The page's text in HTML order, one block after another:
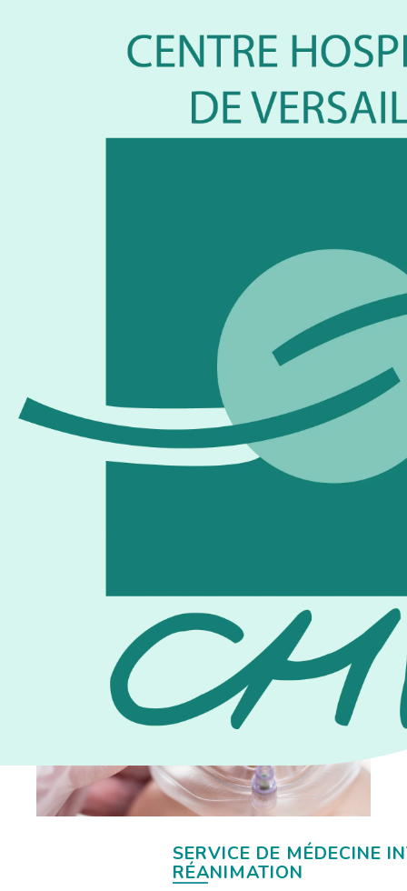
SERVICE DE MÉDECINE
RÉANIMATION